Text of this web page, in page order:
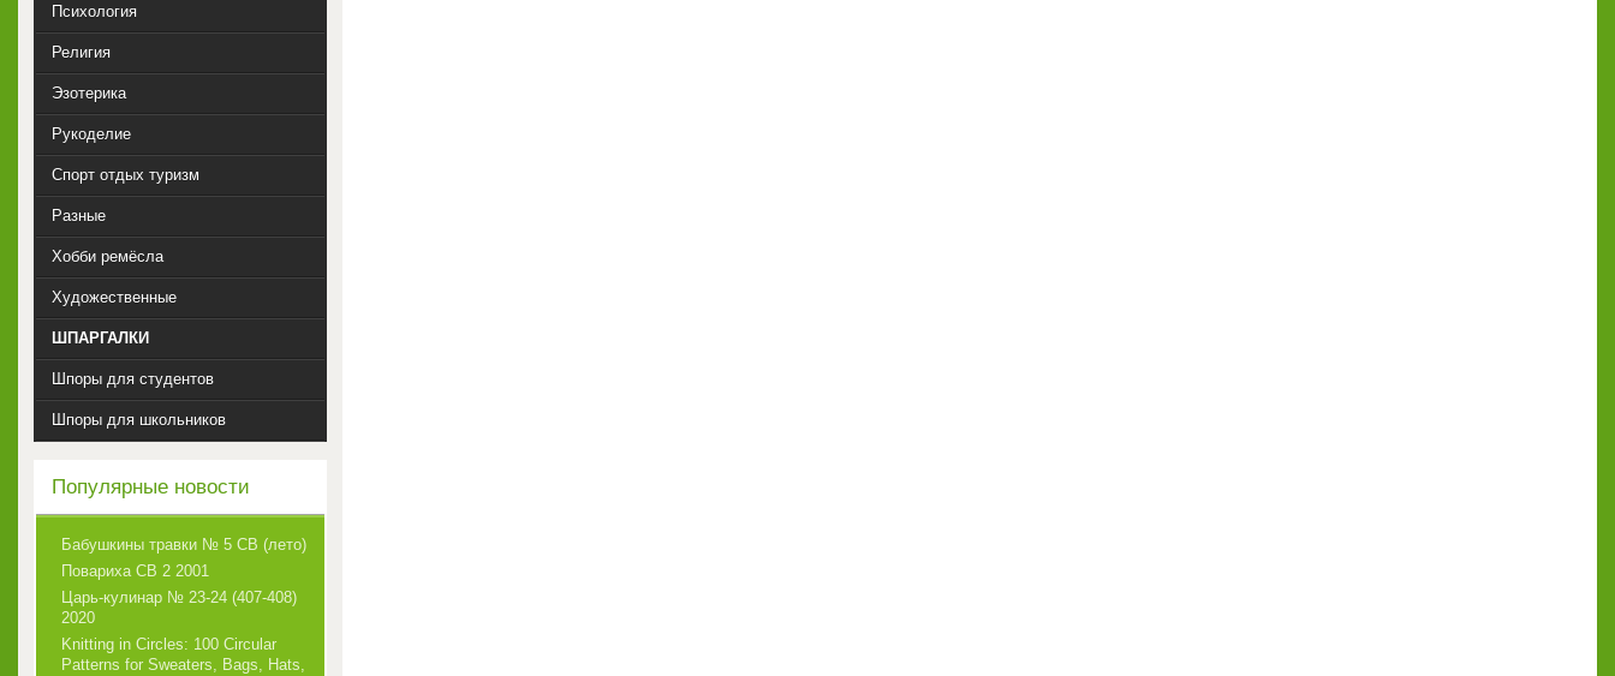
Психология
Религия
Эзотерика
Рукоделие
Спорт отдых туризм
Разные
Хобби ремёсла
Художественные
ШПАРГАЛКИ
Шпоры для студентов
Шпоры для школьников
Популярные новости
Бабушкины травки № 5 СВ (лето)
Повариха СВ 2 2001
Царь-кулинар № 23-24 (407-408)
2020
Knitting in Circles: 100 Circular
Patterns for Sweaters, Bags, Hats,